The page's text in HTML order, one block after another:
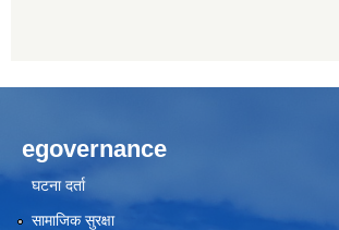
egovernance
घटना दर्ता
सामाजिक सुरक्षा